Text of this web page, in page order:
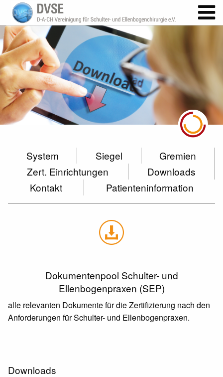
System Siegel
Gremien
Zert. Einrichtungen
Downloads
Kontakt
Patienteninformation
Dokumentenpool Schulter- und
Ellenbogenpraxen (SEP)
alle relevanten Dokumente für die Zertifizierung nach den
Anforderungen für Schulter- und Ellenbogenpraxen.
Downloads